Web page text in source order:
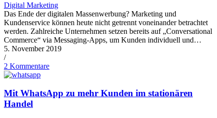
Digital Marketing
Das Ende der digitalen Massenwerbung? Marketing und
Kundenservice können heute nicht getrennt voneinander betrachtet
werden. Zahlreiche Unternehmen setzen bereits auf „Conversational
Commerce“ via Messaging-Apps, um Kunden individuell und…
5. November 2019
/
2 Kommentare
Mit WhatsApp zu mehr Kunden im stationären
Handel